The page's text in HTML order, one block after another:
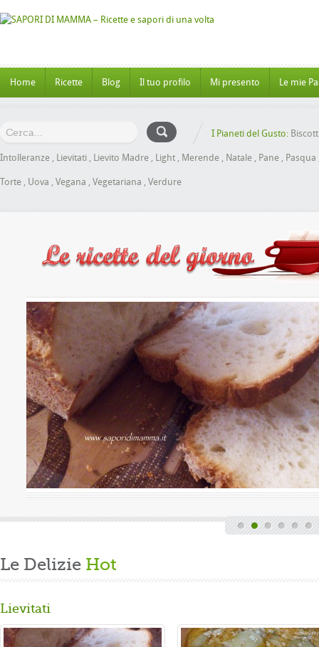
Home Ricette Blog Il tuo profilo Mi presento Le mie
I Pianeti del Gusto:
Intolleranze , Lievitati , Lievito Madre , Light , Merende , Natale , Pane , Pasqua
Torte , Uova , Vegana , Vegetariana , Verdure
Panbrioche al Miele senza
uova
Valutazione media: (0 / 5)
Oggi è domenica, quindi finita la fatica del lavoro settimanale
e delle faccende di casa, mi dedico alla mia grande passione.
Volevo preparare un panbrioche salutare per la ...
Gusta...
Le Delizie Hot
Lievitati